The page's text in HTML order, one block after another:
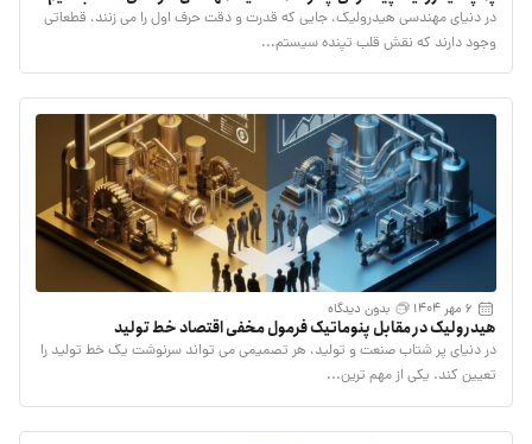
در دنیای مهندسی هیدرولیک، جایی که قدرت و دقت حرف اول را می زنند، قطعاتی
وجود دارند که نقش قلب تپنده سیستم...
6 مهر 1404 بدون دیدگاه
هیدرولیک در مقابل پنوماتیک فرمول مخفی اقتصاد خط تولید
در دنیای پر شتاب صنعت و تولید، هر تصمیمی می تواند سرنوشت یک خط تولید را
تعیین کند. یکی از مهم ترین...